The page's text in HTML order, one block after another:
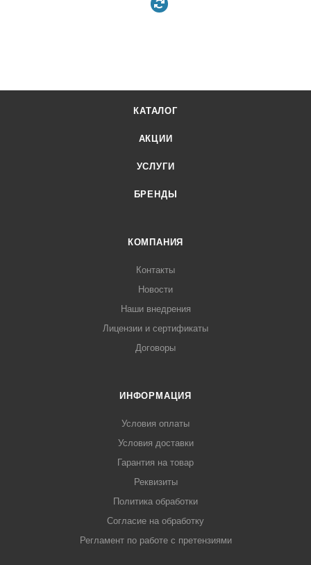
КАТАЛОГ
АКЦИИ
УСЛУГИ
БРЕНДЫ
КОМПАНИЯ
Контакты
Новости
Наши внедрения
Лицензии и сертификаты
Договоры
ИНФОРМАЦИЯ
Условия оплаты
Условия доставки
Гарантия на товар
Реквизиты
Политика обработки
Согласие на обработку
Регламент по работе с претензиями